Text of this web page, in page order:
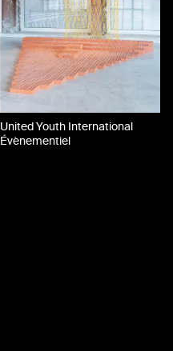
United Youth International
Évènementiel